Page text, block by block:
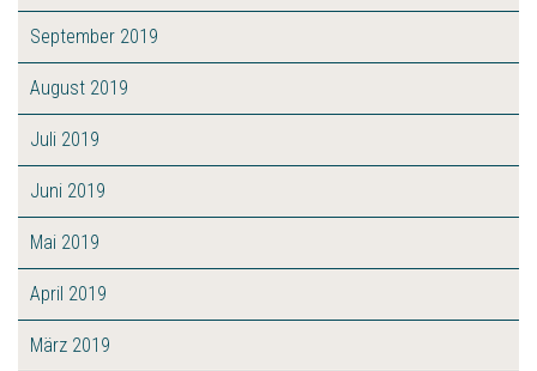
September 2019
August 2019
Juli 2019
Juni 2019
Mai 2019
April 2019
März 2019